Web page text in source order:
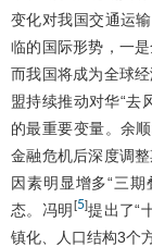
变化对我国交通运
临的国际形势，一
而我国将成为全球
盟持续推动对华“去
的最重要变量。余
金融危机后深度调
因素明显增多“三
态。冯明 [5]提出了“
镇化、人口结构3个